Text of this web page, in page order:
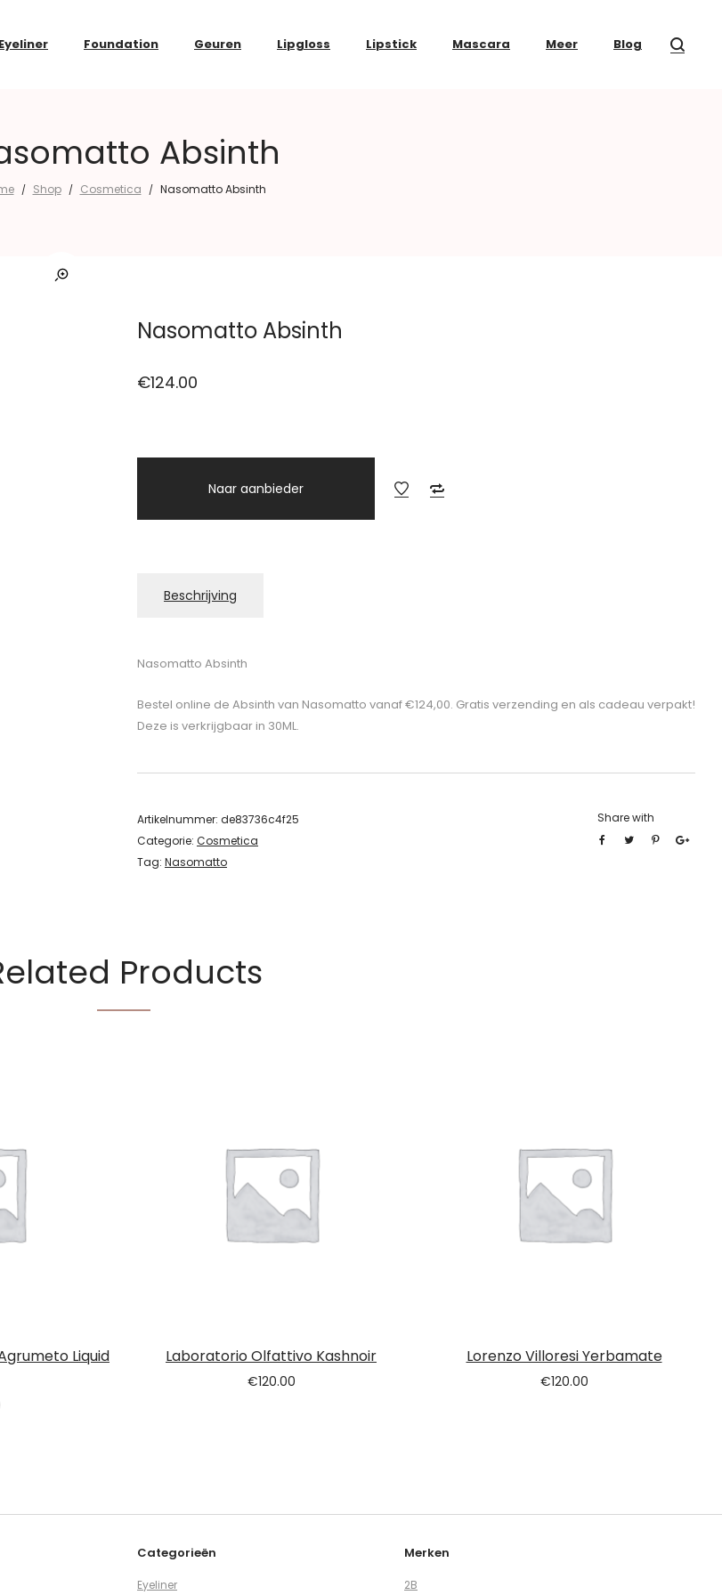
Eyeliner Foundation Geuren Lipgloss Lipstick Mascara Meer Blog
Absinth
/ Shop / Cosmetica / Nasomatto Absinth
Nasomatto Absinth
€124.00
Naar aanbieder
Beschrijving
Nasomatto Absinth
Bestel online de Absinth van Nasomatto vanaf €124,00. Gratis verzending en als cadeau verpakt!
Deze is verkrijgbaar in 30ML.
Artikelnummer: de83736c4f25
Categorie: Cosmetica
Tag: Nasomatto
Share with
Products
Liquid
Laboratorio Olfattivo Kashnoir
€120.00
Lorenzo Villoresi Yerbamate
€120.00
Categorieën
Eyeliner
Merken
2B